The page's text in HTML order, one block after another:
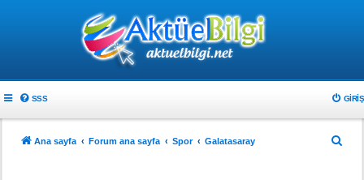
SSS GIRIŞ
Ana sayfa Forum ana sayfa Spor Galatasaray